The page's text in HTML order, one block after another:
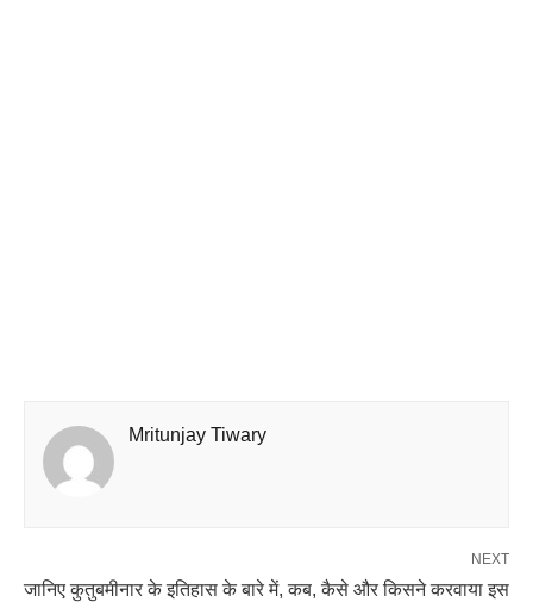
Mritunjay Tiwary
NEXT
जानिए कुतुबमीनार के इतिहास के बारे में, कब, कैसे और किसने करवाया इस